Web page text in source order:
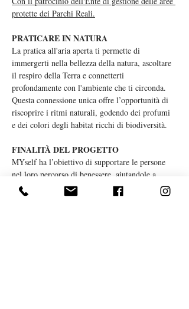
protette dei Parchi Reali.
PRATICARE IN NATURA
La pratica all'aria aperta ti permette di
immergerti nella bellezza della natura, ascoltare
il respiro della Terra e connetterti
profondamente con l'ambiente che ti circonda.
Questa connessione unica offre l’opportunità di
riscoprire i ritmi naturali, godendo dei profumi
e dei colori degli habitat ricchi di biodiversità.
FINALITÀ DEL PROGETTO
MYself ha l’obiettivo di supportare le persone
nel loro percorso di benessere, aiutandole a
riscoprire il proprio equilibrio interiore.
Vogliamo stimolare il contatto con la natura,